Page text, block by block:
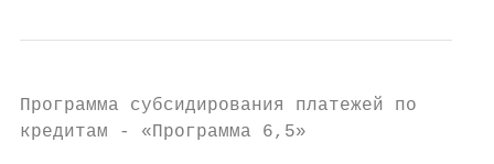
Программа субсидирования платежей по
кредитам - «Программа 6,5»